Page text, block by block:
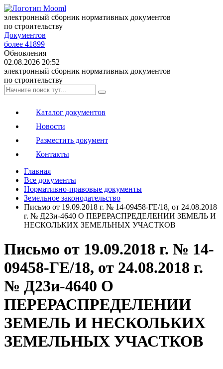
электронный сборник нормативных документов
по строительству
Документов
более 41899
Обновления
02.08.2026 20:52
электронный сборник нормативных документов
по строительству
Каталог документов
Новости
Разместить документ
Контакты
Главная
Все документы
Нормативно-правовые документы
Земельное законодательство
Письмо от 19.09.2018 г. № 14-09458-ГЕ/18, от 24.08.2018
г. № Д23и-4640 О ПЕРЕРАСПРЕДЕЛЕНИИ ЗЕМЕЛЬ И
НЕСКОЛЬКИХ ЗЕМЕЛЬНЫХ УЧАСТКОВ
Письмо от 19.09.2018 г. № 14-
09458-ГЕ/18, от 24.08.2018 г.
№ Д23и-4640 О
ПЕРЕРАСПРЕДЕЛЕНИИ
ЗЕМЕЛЬ И НЕСКОЛЬКИХ
ЗЕМЕЛЬНЫХ УЧАСТКОВ